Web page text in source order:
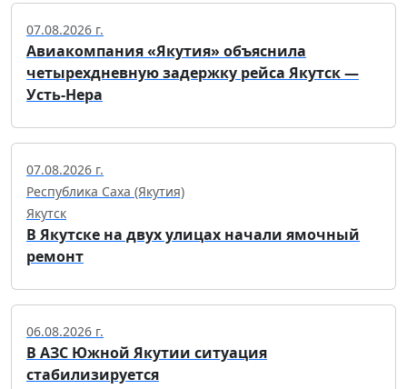
07.08.2026 г.
Авиакомпания «Якутия» объяснила
четырехдневную задержку рейса Якутск —
Усть-Нера
07.08.2026 г.
Республика Саха (Якутия)
Якутск
В Якутске на двух улицах начали ямочный
ремонт
06.08.2026 г.
В АЗС Южной Якутии ситуация
стабилизируется